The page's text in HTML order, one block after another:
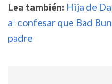
Lea también: Hija de
al confesar que Bad
padre